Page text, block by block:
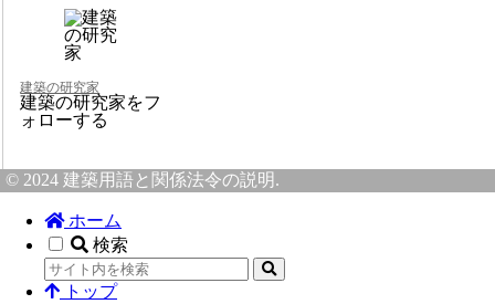
建築の研究家
建築の研究家をフ
ォローする
© 2024 建築用語と関係法令の説明.
ホーム
検索
トップ